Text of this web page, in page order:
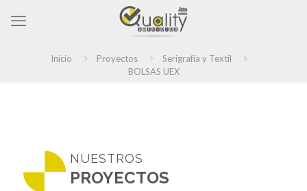
Inicio Proyectos
Serigrafía y Textil
BOLSAS UEX
NUESTROS
PROYECTOS